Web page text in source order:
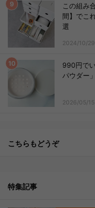
この組み
間】でこ
選
2024/10/29
990円で
パウダー
2026/05/15
こちらもどうぞ
特集記事